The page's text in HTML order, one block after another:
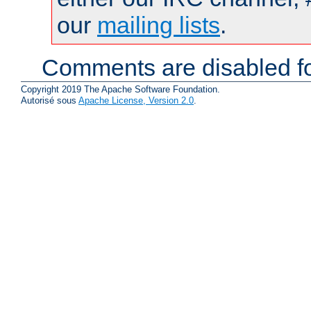
our mailing lists.
Comments are disabled
Copyright 2019 The Apache Software Foundation.
Autorisé sous Apache License, Version 2.0